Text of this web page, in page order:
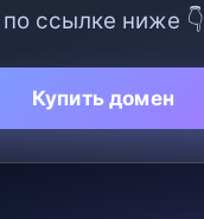
по ссылке ниже 👇
Купить домен